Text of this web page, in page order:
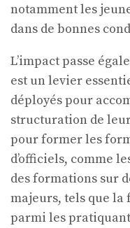
notamment les
dans de bonnes
L’impact passe
est un levier
déployés pour
structuration de
pour former les
d’officiels, comme
des formations sur
majeurs, tels que
parmi les